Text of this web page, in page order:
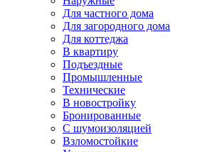
Для частного дома
Для загородного дома
Для коттеджа
В квартиру
Подъездные
Промышленные
Технические
В новостройку
Бронированные
С шумоизоляцией
Взломостойкие